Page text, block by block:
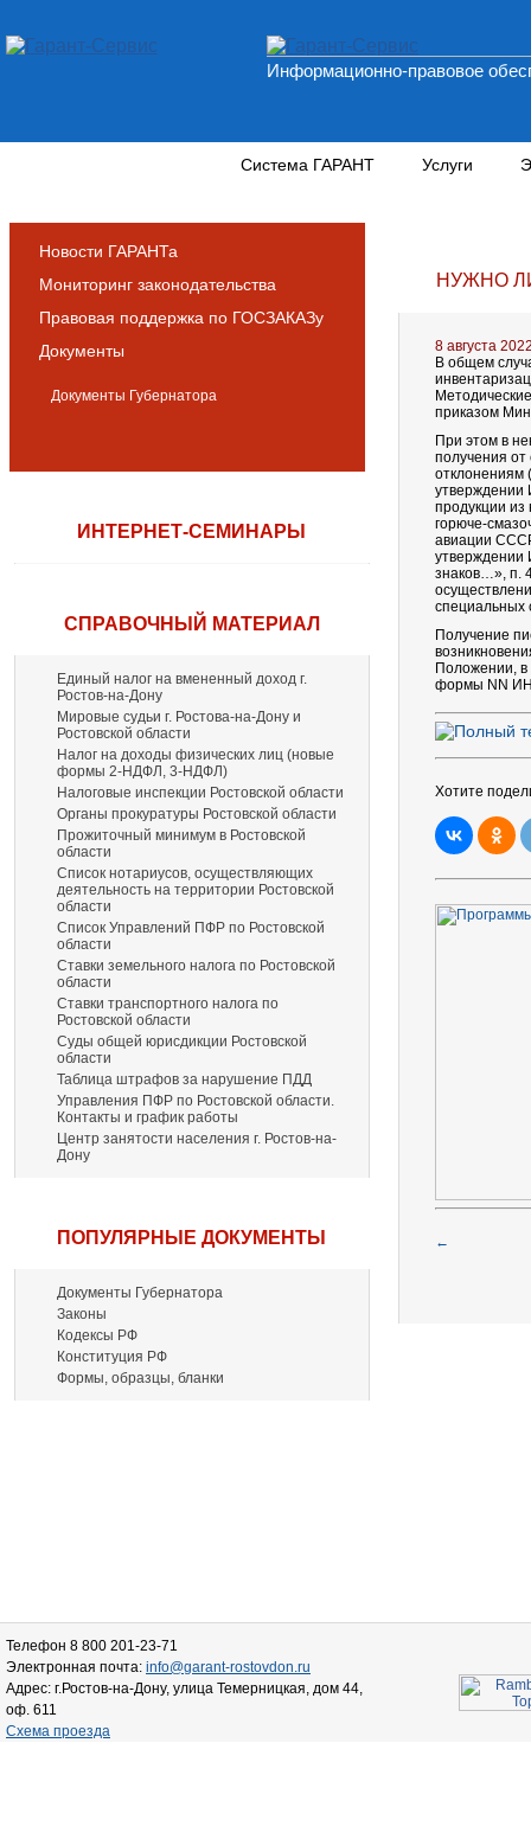
Информационно-правовое
Система ГАРАНТ Услуги
Новости ГАРАНТа
Мониторинг законодательства
Правовая поддержка по ГОСЗАКАЗу
Документы
Документы Губернатора
ИНТЕРНЕТ-СЕМИНАРЫ
СПРАВОЧНЫЙ МАТЕРИАЛ
Единый налог на вмененный доход г.
Ростов-на-Дону
Мировые судьи г. Ростова-на-Дону и
Ростовской области
Налог на доходы физических лиц (новые
формы 2-НДФЛ, 3-НДФЛ)
Налоговые инспекции Ростовской области
Органы прокуратуры Ростовской области
Прожиточный минимум в Ростовской
области
Список нотариусов, осуществляющих
деятельность на территории Ростовской
области
Список Управлений ПФР по Ростовской
области
Ставки земельного налога по Ростовской
области
Ставки транспортного налога по
Ростовской области
Суды общей юрисдикции Ростовской
области
Таблица штрафов за нарушение ПДД
Управления ПФР по Ростовской области.
Контакты и график работы
Центр занятости населения г. Ростов-на-
Дону
ПОПУЛЯРНЫЕ ДОКУМЕНТЫ
Документы Губернатора
Законы
Кодексы РФ
Конституция РФ
Формы, образцы, бланки
НУЖНО
8 августа
В общем
приказом
При этом в
получения
отклонениям
утверждении
продукции из
горюче-
авиации
утверждении
знаков…», п.
специальных
Получение
Положении, в
формы NN
Хотите
←
Телефон 8 800 201-23-71
Электронная почта: info@garant-rostovdon.ru
Адрес: г.Ростов-на-Дону, улица Темерницкая, дом 44,
оф. 611
Схема проезда